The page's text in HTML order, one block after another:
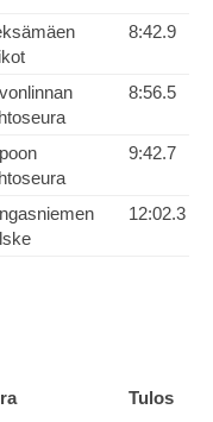
8:42.9
8:56.5
9:42.7
12:02.3
Tulos